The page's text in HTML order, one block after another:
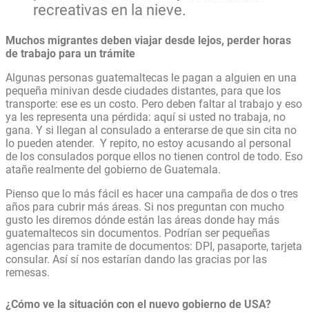
recreativas en la nieve.
Muchos migrantes deben viajar desde lejos, perder horas
de trabajo para un trámite
Algunas personas guatemaltecas le pagan a alguien en una
pequeña minivan desde ciudades distantes, para que los
transporte: ese es un costo. Pero deben faltar al trabajo y eso
ya les representa una pérdida: aquí si usted no trabaja, no
gana. Y si llegan al consulado a enterarse de que sin cita no
lo pueden atender. Y repito, no estoy acusando al personal
de los consulados porque ellos no tienen control de todo. Eso
atañe realmente del gobierno de Guatemala.
Pienso que lo más fácil es hacer una campaña de dos o tres
años para cubrir más áreas. Si nos preguntan con mucho
gusto les diremos dónde están las áreas donde hay más
guatemaltecos sin documentos. Podrían ser pequeñas
agencias para tramite de documentos: DPI, pasaporte, tarjeta
consular. Así sí nos estarían dando las gracias por las
remesas.
¿Cómo ve la situación con el nuevo gobierno de USA?